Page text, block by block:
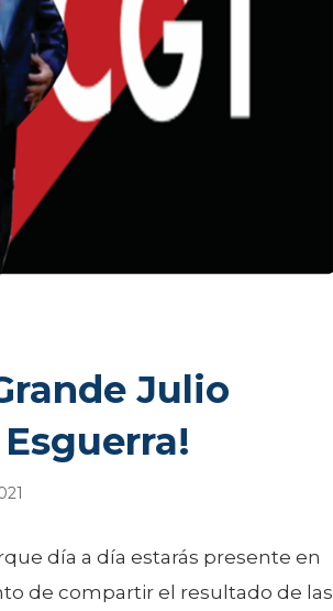
Julio
día a día estarás presente en
de compartir el resultado de las